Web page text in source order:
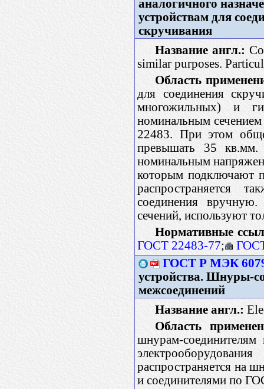
аналогичного
устройствам для
скручивания
Название англ.:
similar purposes.
Область
для соединения
многожильных) и
номинальным
22483. При этом
превышать 35 кв.мм.
номинальным
которым подключают
распространяется
соединения
сечений, используют
Нормативные
ГОСТ 22483-77;
ГОСТ Р МЭК
устройства. Шнуры-
межсоединений
Название англ.:
Область
шнурам-
распространяется на
и соединителями по